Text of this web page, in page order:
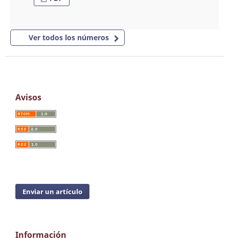
Ver todos los números
Avisos
Enviar un artículo
Información